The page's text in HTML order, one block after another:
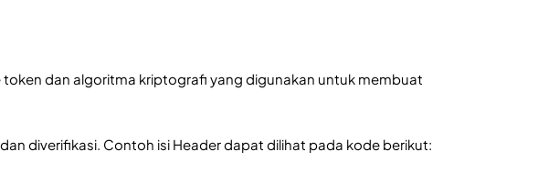
dan algoritma kriptografi yang digunakan untuk membuat
diverifikasi. Contoh isi Header dapat dilihat pada kode berikut: